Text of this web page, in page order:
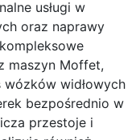
usługi w
oraz naprawy
maszyn Moffet,
widłowych
bezpośrednio w
przestoje i